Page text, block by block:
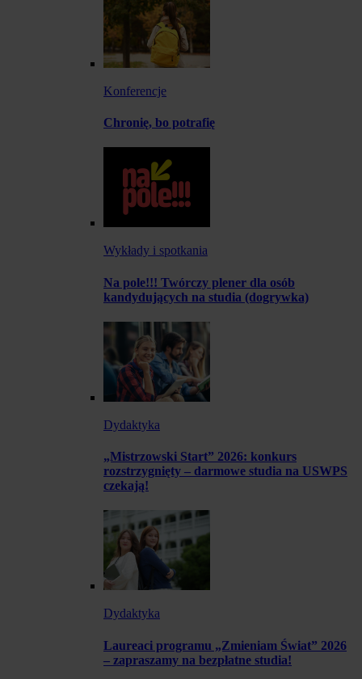
Konferencje
Chronię, bo potrafię
Wykłady i spotkania
Na pole!!! Twórczy plener dla osób
kandydujących na studia (dogrywka)
Dydaktyka
„Mistrzowski Start” 2026: konkurs
rozstrzygnięty – darmowe studia na USWPS
czekają!
Dydaktyka
Laureaci programu „Zmieniam Świat” 2026
– zapraszamy na bezpłatne studia!